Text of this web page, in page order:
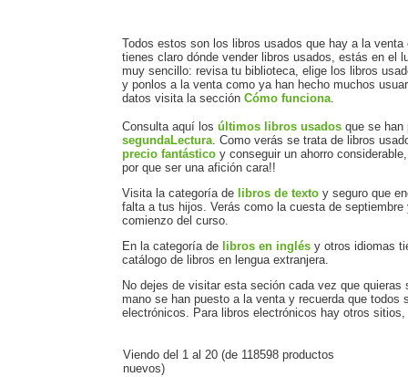
Todos estos son los libros usados que hay a la
tienes claro dónde vender libros usados, estás en el
muy sencillo: revisa tu biblioteca, elige los libros
y ponlos a la venta como ya han hecho muchos
datos visita la sección Cómo funciona.
Consulta aquí los últimos libros usados que se han
segundaLectura. Como verás se trata de libros
precio fantástico y conseguir un ahorro
por que ser una afición cara!!
Visita la categoría de libros de texto y seguro que
falta a tus hijos. Verás como la cuesta de
comienzo del curso.
En la categoría de libros en inglés y otros idiomas
catálogo de libros en lengua extranjera.
No dejes de visitar esta seción cada vez que quieras
mano se han puesto a la venta y recuerda que todos
electrónicos. Para libros electrónicos hay otros sitios,
Viendo del 1 al 20 (de 118598 productos
nuevos)